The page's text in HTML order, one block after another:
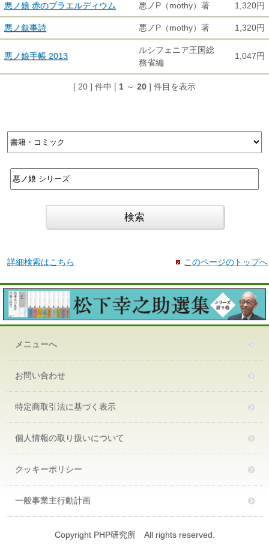
悪ノ娘 赤のプラエルディウム 悪ノP（mothy）著 1,320円
悪ノ叙事詩 悪ノP（mothy）著 1,320円
悪ノ娘手帳 2013
ルシフェニア王国総
務省編
1,047円
[ 20 ] 件中 [ 1 ～ 20 ] 件目を表示
詳細検索はこちら このページのトップへ
メニューへ
お問い合わせ
特定商取引法に基づく表示
個人情報の取り扱いについて
クッキーポリシー
一般事業主行動計画
Copyright PHP研究所 All rights reserved.